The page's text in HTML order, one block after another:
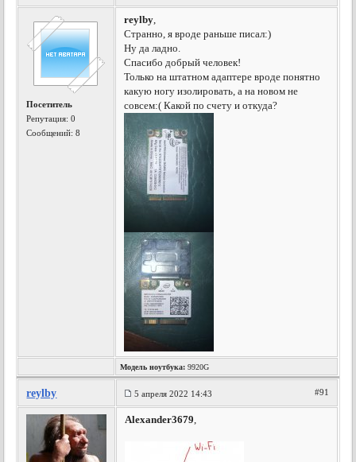
Посетитель
Репутация:0
Сообщений: 8
reylby,
Странно, я вроде раньше писал:)
Ну да ладно.
Спасибо добрый человек!
Только на штатном адаптере вроде понятно
какую ногу изолировать, а на новом не
совсем:( Какой по счету и откуда?
Модель ноутбука: 9920G
reylby 5 апреля 2022 14:43 #91
Alexander3679,